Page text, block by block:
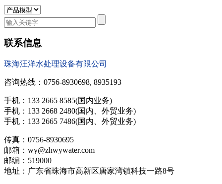
联系信息
珠海汪洋水处理设备有限公司
咨询热线：0756-8930698, 8935193
手机：133 2665 8585(国内业务)
手机：133 2668 2480(国内、外贸业务)
手机：133 2665 7486(国内、外贸业务)
传真：0756-8930695
邮箱：wy@zhwywater.com
邮编：519000
地址：广东省珠海市高新区唐家湾镇科技一路8号